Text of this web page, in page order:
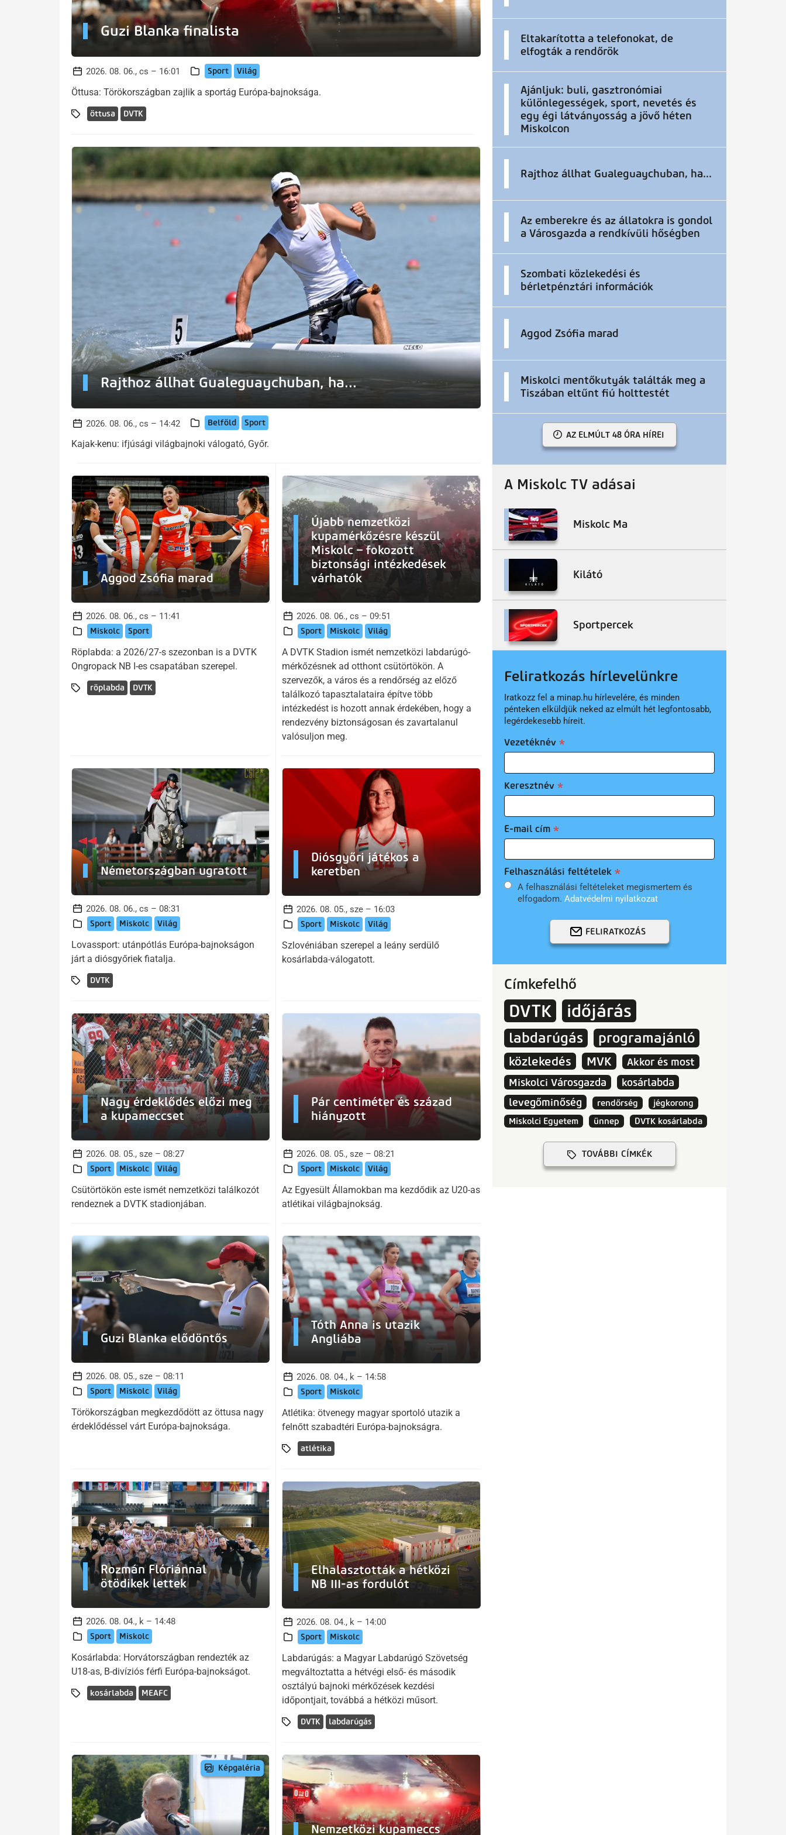
Guzi Blanka finalista
2026. 08. 06., cs – 16:01 Sport Világ
Öttusa: Törökországban zajlik a sportág Európa-bajnoksága.
öttusa DVTK
Rajthoz állhat Gualeguaychuban, ha...
2026. 08. 06., cs – 14:42 Belföld Sport
Kajak-kenu: ifjúsági világbajnoki válogató, Győr.
Aggod Zsófia marad
2026. 08. 06., cs – 11:41
Miskolc Sport
Röplabda: a 2026/27-s szezonban is a DVTK
Ongropack NB I-es csapatában szerepel.
röplabda DVTK
Újabb nemzetközi
kupamérkőzésre készül
Miskolc – fokozott
biztonsági intézkedések
várhatók
2026. 08. 06., cs – 09:51
Sport Miskolc Világ
A DVTK Stadion ismét nemzetközi labdarúgó-
mérkőzésnek ad otthont csütörtökön. A
szervezők, a város és a rendőrség az előző
találkozó tapasztalataira építve több
intézkedést is hozott annak érdekében, hogy a
rendezvény biztonságosan és zavartalanul
valósuljon meg.
Németországban ugratott
2026. 08. 06., cs – 08:31
Sport Miskolc Világ
Lovassport: utánpótlás Európa-bajnokságon
járt a diósgyőriek fiatalja.
DVTK
Diósgyőri játékos a
keretben
2026. 08. 05., sze – 16:03
Sport Miskolc Világ
Szlovéniában szerepel a leány serdülő
kosárlabda-válogatott.
Nagy érdeklődés előzi meg
a kupameccset
2026. 08. 05., sze – 08:27
Sport Miskolc Világ
Csütörtökön este ismét nemzetközi találkozót
rendeznek a DVTK stadionjában.
Pár centiméter és század
hiányzott
2026. 08. 05., sze – 08:21
Sport Miskolc Világ
Az Egyesült Államokban ma kezdődik az U20-as
atlétikai világbajnokság.
Guzi Blanka elődöntős
2026. 08. 05., sze – 08:11
Sport Miskolc Világ
Törökországban megkezdődött az öttusa nagy
érdeklődéssel várt Európa-bajnoksága.
Tóth Anna is utazik
Angliába
2026. 08. 04., k – 14:58
Sport Miskolc
Atlétika: ötvenegy magyar sportoló utazik a
felnőtt szabadtéri Európa-bajnokságra.
atlétika
Rozmán Flóriánnal
ötödikek lettek
2026. 08. 04., k – 14:48
Sport Miskolc
Kosárlabda: Horvátországban rendezték az
U18-as, B-divíziós férfi Európa-bajnokságot.
kosárlabda MEAFC
Elhalasztották a hétközi
NB III-as fordulót
2026. 08. 04., k – 14:00
Sport Miskolc
Labdarúgás: a Magyar Labdarúgó Szövetség
megváltoztatta a hétvégi első- és második
osztályú bajnoki mérkőzések kezdési
időpontjait, továbbá a hétközi műsort.
DVTK labdarúgás
Képgaléria
Nemzetközi kupameccs
Eltakarította a telefonokat, de
elfogták a rendőrök
Ajánljuk: buli, gasztronómiai
különlegességek, sport, nevetés és
egy égi látványosság a jövő héten
Miskolcon
Rajthoz állhat Gualeguaychuban, ha...
Az emberekre és az állatokra is gondol
a Városgazda a rendkívüli hőségben
Szombati közlekedési és
bérletpénztári információk
Aggod Zsófia marad
Miskolci mentőkutyák találták meg a
Tiszában eltűnt fiú holttestét
AZ ELMÚLT 48 ÓRA HÍREI
A Miskolc TV adásai
Miskolc Ma
Kilátó
Sportpercek
Feliratkozás hírlevelünkre
Iratkozz fel a minap.hu hírlevelére, és minden
pénteken elküldjük neked az elmúlt hét legfontosabb,
legérdekesebb híreit.
Vezetéknév
Keresztnév
E-mail cím
Felhasználási feltételek
A felhasználási feltételeket megismertem és
elfogadom. Adatvédelmi nyilatkozat
FELIRATKOZÁS
Címkefelhő
DVTK időjárás
labdarúgás programajánló
közlekedés MVK
Akkor és most
Miskolci Városgazda
kosárlabda
levegőminőség
rendőrség
jégkorong
Miskolci Egyetem
ünnep DVTK kosárlabda
TOVÁBBI CÍMKÉK